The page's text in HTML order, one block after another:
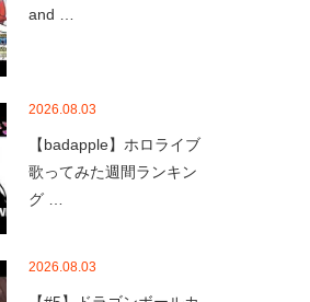
and …
2026.08.03
【badapple】ホロライブ
歌ってみた週間ランキン
グ …
2026.08.03